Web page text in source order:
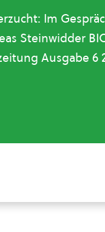
Im
Steinwidder
Ausgabe 6